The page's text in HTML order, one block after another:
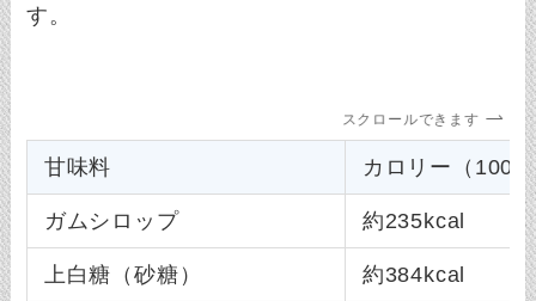
す。
スクロールできます
甘味料 カロリー（100g
ガムシロップ 約235kcal
上白糖（砂糖） 約384kcal